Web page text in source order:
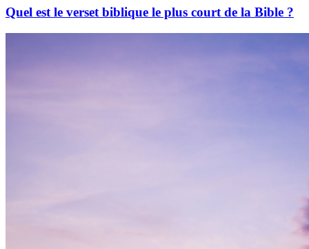
Quel est le verset biblique le plus court de la Bible ?